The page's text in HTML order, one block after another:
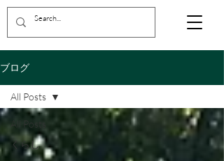
ブログ
All Posts
くらし
All Posts